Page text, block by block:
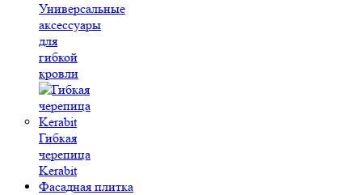
Универсальные
аксессуары
для
гибкой
кровли
Гибкая
черепица
Kerabit
Фасадная плитка